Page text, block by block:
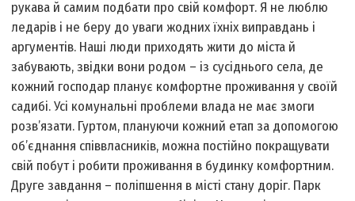
рукава й самим подбати про свій комфорт. Я не люблю
ледарів і не беру до уваги жодних їхніх виправдань і
аргументів. Наші люди приходять жити до міста й
забувають, звідки вони родом – із сусіднього села, де
кожний господар планує комфортне проживання у своїй
садибі. Усі комунальні проблеми влада не має змоги
розв’язати. Гуртом, плануючи кожний етап за допомогою
об’єднання співвласників, можна постійно покращувати
свій побут і робити проживання в будинку комфортним.
Друге завдання – поліпшення в місті стану доріг. Парк